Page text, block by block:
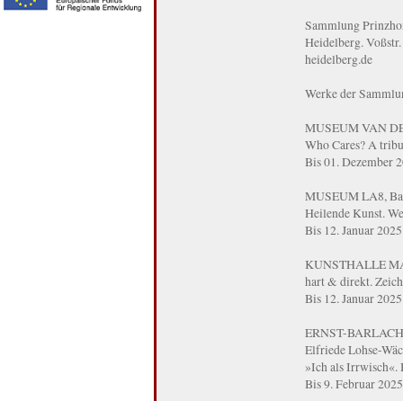
Sammlung
Heidelberg.
heidelberg.de
Werke der
MUSEUM VAN
Who Cares? A
Bis 01. Dezember
MUSEUM LA8,
Heilende Kunst.
Bis 12. Januar 2025
KUNSTHALLE
hart & direkt.
Bis 12. Januar 2025
ERNST-
Elfriede Lohse-
»Ich als Irrwisch«.
Bis 9. Februar 2025